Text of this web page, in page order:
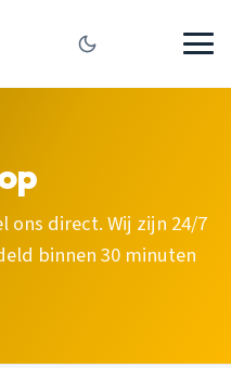
ons direct. Wij zijn 24/7
binnen 30 minuten